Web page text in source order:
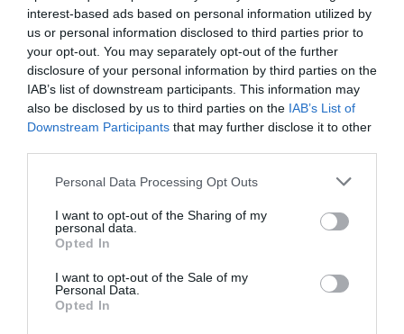
interest-based ads based on personal information utilized by
us or personal information disclosed to third parties prior to
your opt-out. You may separately opt-out of the further
disclosure of your personal information by third parties on the
IAB’s list of downstream participants. This information may
also be disclosed by us to third parties on the IAB’s List of
Downstream Participants that may further disclose it to other
Personal Data Processing Opt Outs
I want to opt-out of the Sharing of my
personal data.
Opted In
I want to opt-out of the Sale of my
Personal Data.
Opted In
Chacón i Canadell atenen la premsa
Tanmateix, però, i malgrat la voluntat del Govern
d'escoltar totes les veus, "malauradament no
tenim les competències plenes" i, per tant, "tenim
el límit que estableixi la llei", continua la consellera
disposa dels elements bàsics que configuren les
cambres de comerç. Una llei que, per a Canadell,
"hauria de ser una combinació de propostes"
perquè, d'una banda, "les funcions públiques